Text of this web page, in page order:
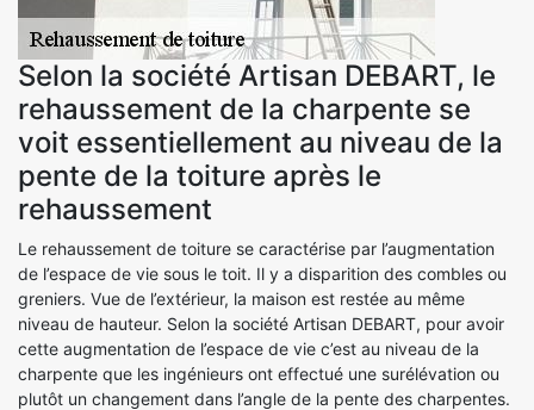
Selon la société Artisan DEBART, le
rehaussement de la charpente se
voit essentiellement au niveau de la
pente de la toiture après le
rehaussement
Le rehaussement de toiture se caractérise par l’augmentation
de l’espace de vie sous le toit. Il y a disparition des combles ou
greniers. Vue de l’extérieur, la maison est restée au même
niveau de hauteur. Selon la société Artisan DEBART, pour avoir
cette augmentation de l’espace de vie c’est au niveau de la
charpente que les ingénieurs ont effectué une surélévation ou
plutôt un changement dans l’angle de la pente des charpentes.